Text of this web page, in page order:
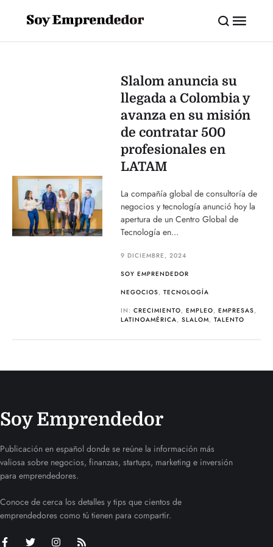
Slalom anuncia su
llegada a Colombia y
avanza en su misión
de contratar 500
profesionales en
LATAM
La compañía global de consultoría de
negocios y tecnología anunció hoy la
apertura de un Centro Global de
Tecnología en...
9 DICIEMBRE, 2024
SOY EMPRENDEDOR
NEGOCIOS,TECNOLOGÍA
IN:CRECIMIENTO,EMPLEO,EMPRESAS,
LATINOAMÉRICA,SLALOM,TALENTO
Soy Emprendedor
Publicación en español donde se reúne la información más
valiosa sobre negocios, finanzas, startups, marketing e inversión
para emprendedores.
Conoce de cerca los detalles y tips que cientos de
emprendedores como tú tienen para compartir.